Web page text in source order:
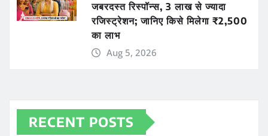
जबरदस्त रिस्पॉन्स, 3 लाख से ज्यादा
रजिस्ट्रेशन; जानिए किसे मिलेगा ₹2,500
का लाभ
Aug 5, 2026
RECENT POSTS